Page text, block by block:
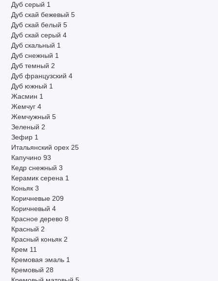
Дуб серый 1
Дуб скай бежевый 5
Дуб скай белый 5
Дуб скай серый 4
Дуб скальный 1
Дуб снежный 1
Дуб темный 2
Дуб французский 4
Дуб южный 1
Жасмин 1
Жемчуг 4
Жемчужный 5
Зеленый 2
Зефир 1
Итальянский орех 25
Капучино 93
Кедр снежный 3
Керамик серена 1
Коньяк 3
Коричневые 209
Коричневый 4
Красное дерево 8
Красный 2
Красный коньяк 2
Крем 11
Кремовая эмаль 1
Кремовый 28